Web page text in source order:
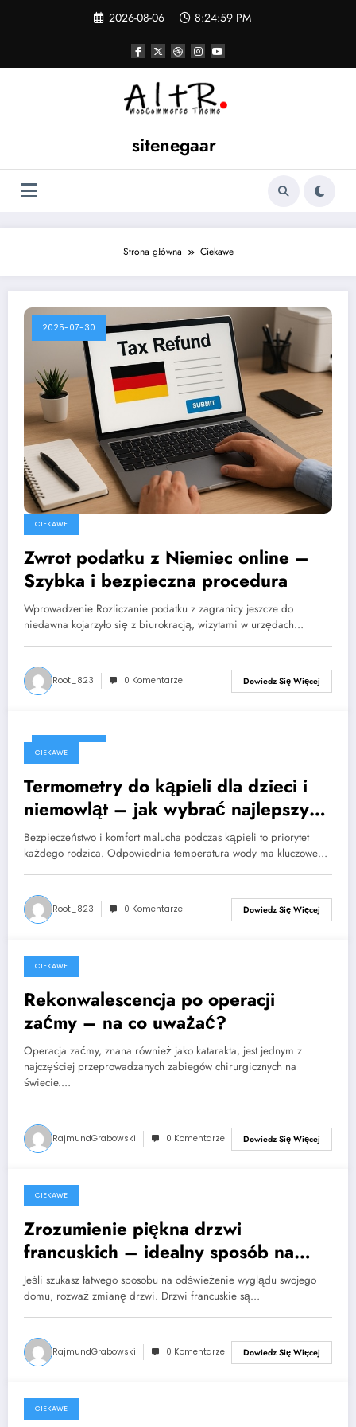
2026-08-06 8:24:59 PM
sitenegaar
Strona główna Ciekawe
2025-07-30
CIEKAWE
Zwrot podatku z Niemiec online –
Szybka i bezpieczna procedura
Wprowadzenie Rozliczanie podatku z zagranicy jeszcze do
niedawna kojarzyło się z biurokracją, wizytami w urzędach…
Root_823 0 Komentarze Dowiedz Się Więcej
2025-03-25
CIEKAWE
Termometry do kąpieli dla dzieci i
niemowląt – jak wybrać najlepszy
model?
Bezpieczeństwo i komfort malucha podczas kąpieli to priorytet
każdego rodzica. Odpowiednia temperatura wody ma kluczowe…
Root_823 0 Komentarze Dowiedz Się Więcej
2023-05-06
CIEKAWE
Rekonwalescencja po operacji
zaćmy – na co uważać?
Operacja zaćmy, znana również jako katarakta, jest jednym z
najczęściej przeprowadzanych zabiegów chirurgicznych na
świecie.…
RajmundGrabowski 0 Komentarze Dowiedz Się Więcej
2023-05-03
CIEKAWE
Zrozumienie piękna drzwi
francuskich – idealny sposób na
zmianę wyglądu Twojego domu
Jeśli szukasz łatwego sposobu na odświeżenie wyglądu swojego
domu, rozważ zmianę drzwi. Drzwi francuskie są…
RajmundGrabowski 0 Komentarze Dowiedz Się Więcej
2023-04-09
CIEKAWE